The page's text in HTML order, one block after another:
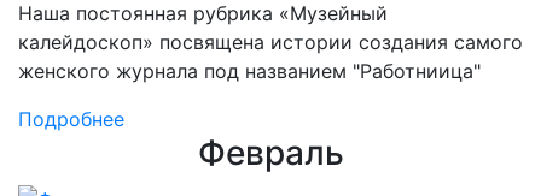
Наша постоянная рубрика «Музейный
калейдоскоп» посвящена истории создания самого
женского журнала под названием "Работниица"
Подробнее
Февраль